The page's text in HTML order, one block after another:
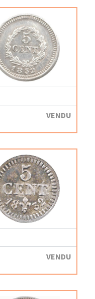
VENDU
VENDU